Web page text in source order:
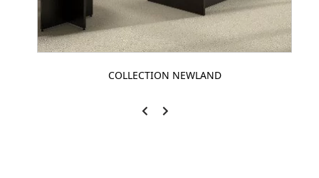
COLLECTION NEWLAND